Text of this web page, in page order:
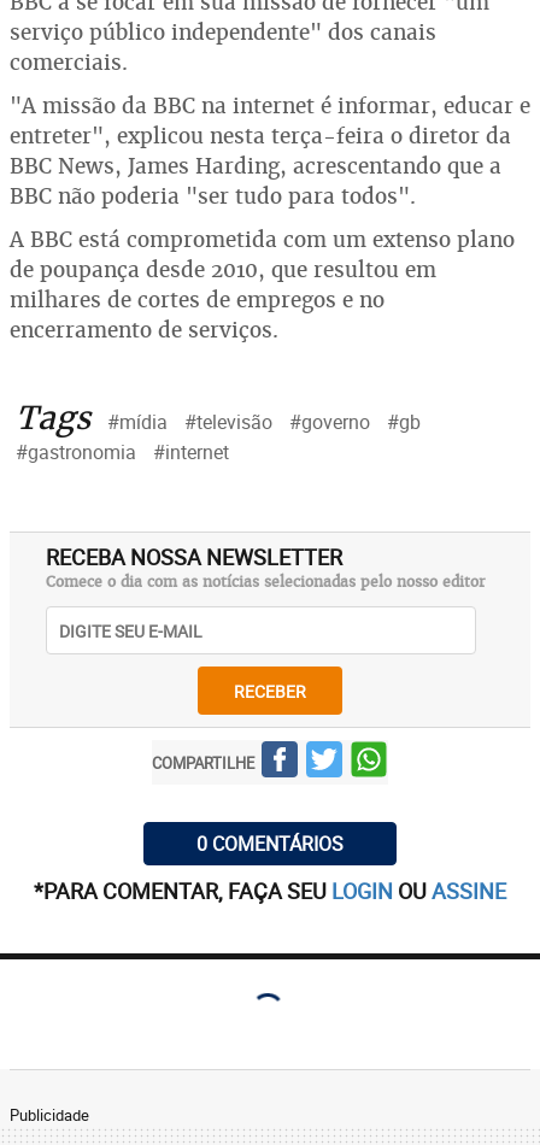
serviço público independente" dos canais
comerciais.
"A missão da BBC na internet é informar, educar e
entreter", explicou nesta terça-feira o diretor da
BBC News, James Harding, acrescentando que a
BBC não poderia "ser tudo para todos".
A BBC está comprometida com um extenso plano
de poupança desde 2010, que resultou em
milhares de cortes de empregos e no
encerramento de serviços.
Tags #mídia #televisão #governo
#gb
#gastronomia
#internet
RECEBA NOSSA NEWSLETTER
Comece o dia com as notícias selecionadas pelo nosso editor
RECEBER
COMPARTILHE
0 COMENTÁRIOS
*PARA COMENTAR, FAÇA SEU LOGIN OUASSINE
Publicidade